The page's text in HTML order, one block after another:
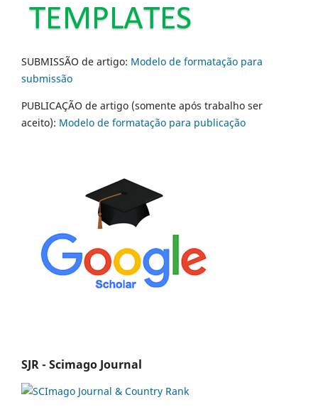
SUBMISSÃO de artigo: Modelo de formatação para
submissão
PUBLICAÇÃO de artigo (somente após trabalho ser
aceito): Modelo de formatação para publicação
SJR - Scimago Journal